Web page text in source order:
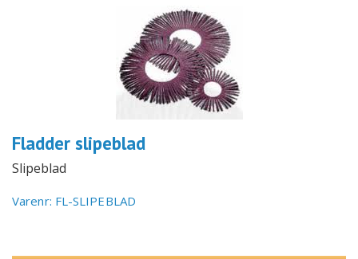
Fladder slipeblad
Slipeblad
Varenr: FL-SLIPEBLAD